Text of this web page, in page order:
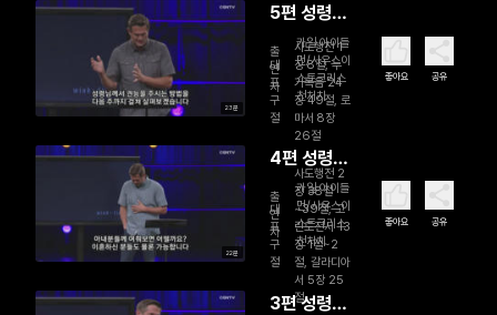
23분
5편 성령의
권능(1)
출
연
자
카일 아이들
먼/사우스이
스트크리스
천처치
대
표
구
절
사도행전 1
장 8절, 누
가복음 24
장 49절, 로
마서 8장
26절
좋아요 공유
22분
4편 성령의
약속(2)
출
연
자
카일 아이들
먼/사우스이
스트크리스
천처치
대
표
구
절
사도행전 2
장 38절
~39절, 고
린도전서 13
장 1절~2
절, 갈라디아
서 5장 25
절
좋아요 공유
3편 성령의